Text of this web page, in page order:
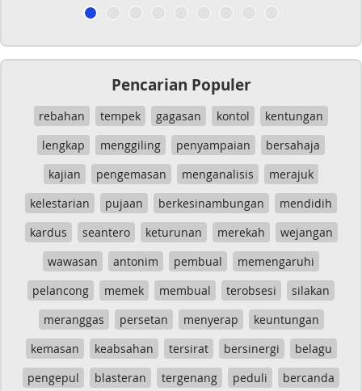
Pencarian Populer
rebahan tempek gagasan kontol
kentungan
lengkap
menggiling penyampaian
bersahaja
kajian
pengemasan menganalisis
merajuk
kelestarian
pujaan berkesinambungan
mendidih
kardus
seantero keturunan merekah
wejangan
wawasan
antonim pembual
memengaruhi
pelancong
memek membual terobsesi
silakan
meranggas
persetan menyerap
keuntungan
kemasan
keabsahan tersirat bersinergi
belagu
pengepul
blasteran tergenang peduli
bercanda